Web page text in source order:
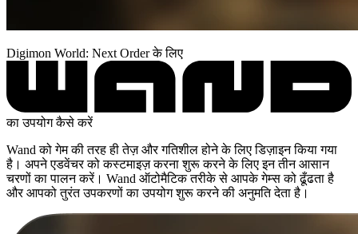
Digimon World: Next Order के लिए
का उपयोग कैसे करें
Wand को गेम की तरह ही तेज़ और गतिशील होने के लिए डिज़ाइन किया गया
है। अपने एडवेंचर को कस्टमाइज़ करना शुरू करने के लिए इन तीन आसान
चरणों का पालन करें। Wand ऑटोमैटिक तरीके से आपके गेम्स को ढूँढता है
और आपको तुरंत उपकरणों का उपयोग शुरू करने की अनुमति देता है।